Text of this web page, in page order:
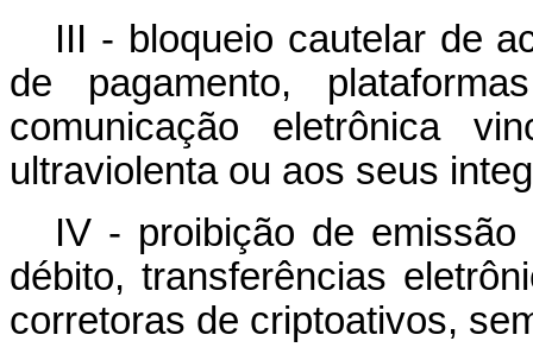
III - bloqueio cautelar de
de pagamento,
comunicação eletrônica
ultraviolenta ou aos seus
IV - proibição de
débito, transferências
corretoras de criptoativos,